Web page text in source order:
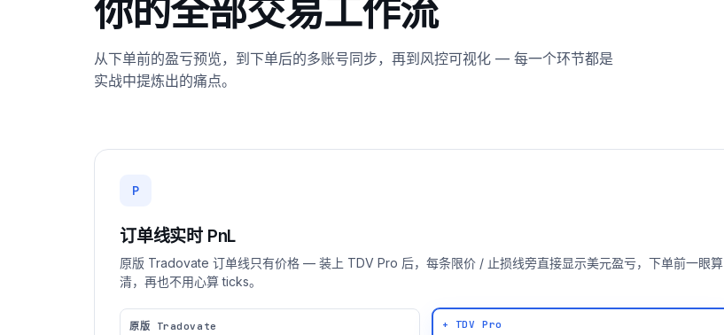
你的全部交易工作流
从下单前的盈亏预览，到下单后的多账号同步，再到风控可视化 — 每一个环节都是
实战中提炼出的痛点。
P
订单线实时 PnL
原版 Tradovate 订单线只有价格 — 装上 TDV Pro 后，每条限价 / 止损线旁直接显示美元盈亏，下单前一眼算
清，再也不用心算 ticks。
原版 Tradovate + TDV Pro